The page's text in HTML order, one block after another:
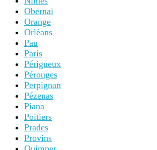
Obernai
Orange
Orléans
Pau
Paris
Périgueux
Pérouges
Perpignan
Pézenas
Piana
Poitiers
Prades
Provins